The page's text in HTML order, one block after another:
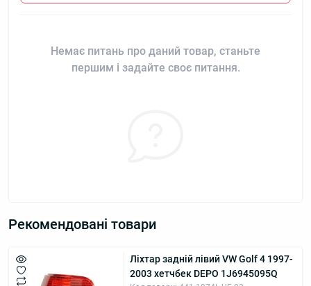
Немає питань про даний товар, станьте
першим і задайте своє питання.
Рекомендовані товари
Ліхтар задній лівий VW Golf 4 1997-
2003 хетчбек DEPO 1J6945095Q